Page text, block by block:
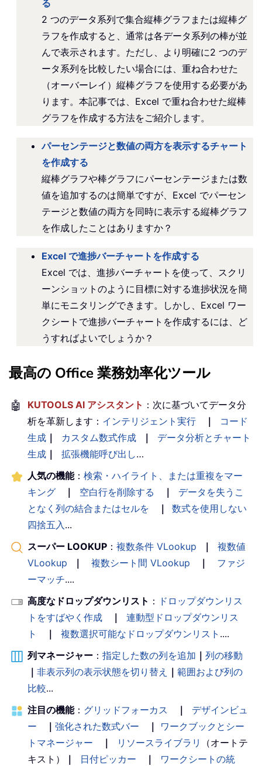
る
2 つのデータ系列で集合縦棒グラフまたは縦棒グ
ラフを作成すると、通常は各データ系列の棒が並
んで表示されます。ただし、より明確に2 つのデ
ータ系列を比較したい場合には、重ね合わせた
（オーバーレイ）縦棒グラフを使用する必要があ
ります。本記事では、Excel で重ね合わせた縦棒
グラフを作成する方法をご紹介します。
パーセンテージと数値の両方を表示するチャート
を作成する
縦棒グラフや棒グラフにパーセンテージまたは数
値を追加するのは簡単ですが、Excel でパーセン
テージと数値の両方を同時に表示する縦棒グラフ
を作成したことはありますか？
Excel で進捗バーチャートを作成する
Excel では、進捗バーチャートを使って、スクリ
ーンショットのように目標に対する進捗状況を簡
単にモニタリングできます。しかし、Excel ワー
クシートで進捗バーチャートを作成するには、ど
うすればよいでしょうか？
最高の Office 業務効率化ツール
🤖 KUTOOLS AI アシスタント ：次に基づいてデータ分
析を革新します： インテリジェント実行 ｜
コード
生成 ｜ カスタム数式作成 ｜
データ分析とチャート
生成 ｜ 拡張機能呼び出し…
人気の機能： 検索・ハイライト、または重複をマー
キング
｜ 空白行を削除する ｜
データを失うこ
となく列の結合またはセルを
｜
数式を使用しない
四捨五入 ...
スーパー LOOKUP ： 複数条件 VLookup ｜
複数値
VLookup
｜ 複数シート間 VLookup ｜
ファジ
ーマッチ....
高度なドロップダウンリスト ： ドロップダウンリス
トをすばやく作成
｜
連動型ドロップダウンリス
ト
｜ 複数選択可能なドロップダウンリスト ....
列マネージャー ： 指定した数の列を追加 ｜ 列の移動
｜ 非表示列の表示状態を切り替え ｜ 範囲および列の
比較...
注目の機能： グリッドフォーカス ｜
デザインビュ
ー
｜ 強化された数式バー ｜
ワークブックとシー
トマネージャー
｜ リソースライブラリ
（オートテ
キスト）
｜ 日付ピッカー ｜
ワークシートの統